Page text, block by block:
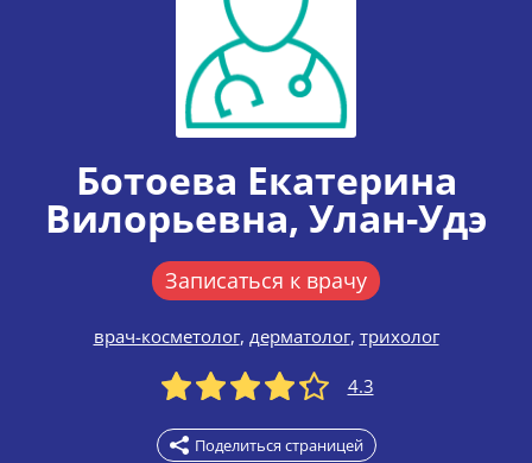
Ботоева Екатерина
Вилорьевна, Улан-Удэ
Записаться к врачу
врач-косметолог, дерматолог, трихолог
4.3
Поделиться страницей